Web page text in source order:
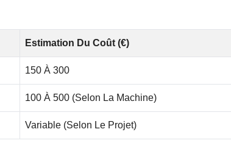
Estimation Du Coût (€)
150 À 300
100 À 500 (selon La Machine)
Variable (selon Le Projet)